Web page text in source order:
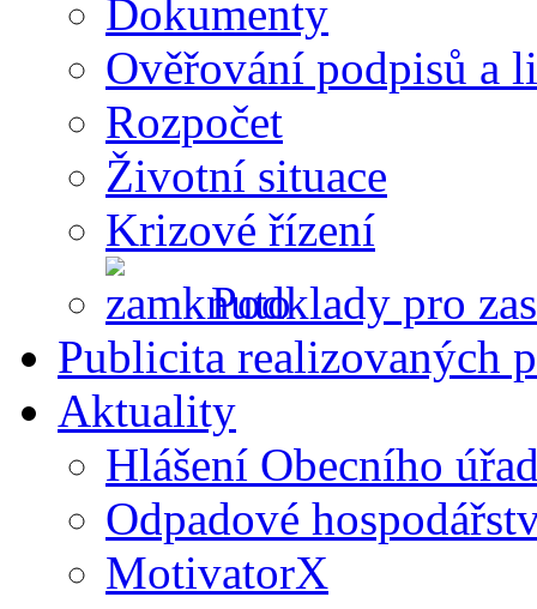
Dokumenty
Ověřování podpisů a
Rozpočet
Životní situace
Krizové řízení
Podklady pro
Publicita realizovaných
Aktuality
Hlášení Obecního
Odpadové
MotivatorX